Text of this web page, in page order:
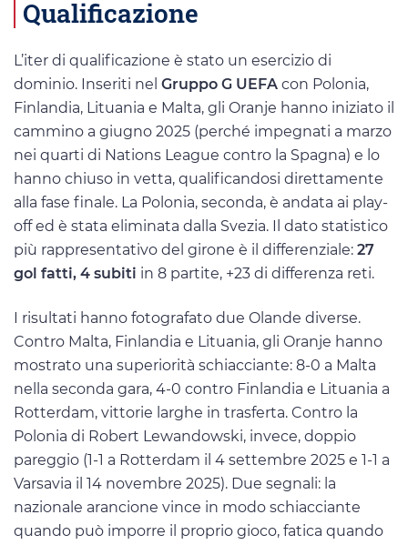
Qualificazione
L’iter di qualificazione è stato un esercizio di
dominio. Inseriti nel Gruppo G UEFA con Polonia,
Finlandia, Lituania e Malta, gli Oranje hanno iniziato il
cammino a giugno 2025 (perché impegnati a marzo
nei quarti di Nations League contro la Spagna) e lo
hanno chiuso in vetta, qualificandosi direttamente
alla fase finale. La Polonia, seconda, è andata ai play-
off ed è stata eliminata dalla Svezia. Il dato statistico
più rappresentativo del girone è il differenziale: 27
gol fatti, 4 subiti in 8 partite, +23 di differenza reti.
I risultati hanno fotografato due Olande diverse.
Contro Malta, Finlandia e Lituania, gli Oranje hanno
mostrato una superiorità schiacciante: 8-0 a Malta
nella seconda gara, 4-0 contro Finlandia e Lituania a
Rotterdam, vittorie larghe in trasferta. Contro la
Polonia di Robert Lewandowski, invece, doppio
pareggio (1-1 a Rotterdam il 4 settembre 2025 e 1-1 a
Varsavia il 14 novembre 2025). Due segnali: la
nazionale arancione vince in modo schiacciante
quando può imporre il proprio gioco, fatica quando